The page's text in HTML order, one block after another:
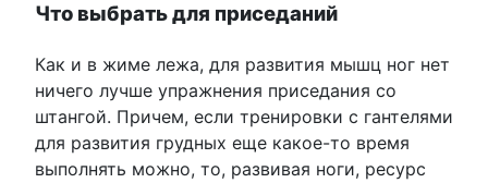
Что выбрать для приседаний
Как и в жиме лежа, для развития мышц ног нет
ничего лучше упражнения приседания со
штангой. Причем, если тренировки с гантелями
для развития грудных еще какое-то время
выполнять можно, то, развивая ноги, ресурс